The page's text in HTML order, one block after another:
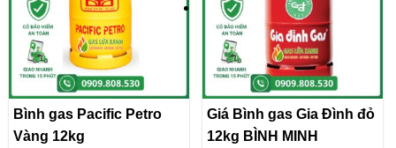
Bình gas Pacific Petro
Vàng 12kg
Giá Bình gas Gia Đình đỏ
12kg BÌNH MINH